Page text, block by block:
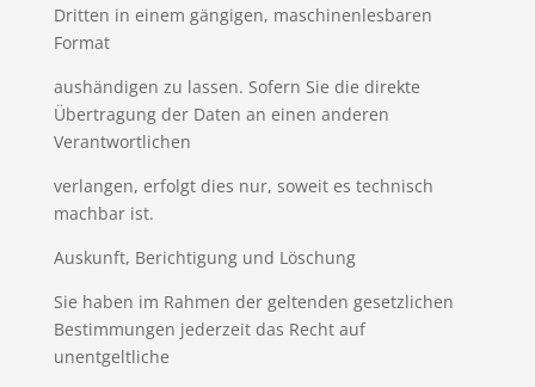
Dritten in einem gängigen, maschinenlesbaren
Format
aushändigen zu lassen. Sofern Sie die direkte
Übertragung der Daten an einen anderen
Verantwortlichen
verlangen, erfolgt dies nur, soweit es technisch
machbar ist.
Auskunft, Berichtigung und Löschung
Sie haben im Rahmen der geltenden gesetzlichen
Bestimmungen jederzeit das Recht auf
unentgeltliche